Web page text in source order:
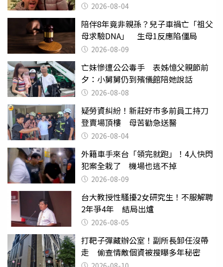
2026-08-04
陪伴8年竟非親孫？兒子車禍亡「祖父
母求驗DNA」 生母1反應陷僵局
2026-08-09
亡妹慘遭公公毒手 表姊憶父親節前
夕：小舅舅仍到殯儀館陪她說話
2026-08-08
疑勞資糾紛！新莊好市多前員工持刀
登賣場頂樓 母苦勸急送醫
2026-08-04
外籍車手來台「領完就跑」！4人快閃
犯案全栽了 機場也逃不掉
2026-08-09
台大教授性騷擾2女研究生！不服解聘
2年爭4年 結局出爐
2026-08-05
打靶子彈藏辦公室！副所長卸任沒帶
走 偷查情敵個資被搜曝多年秘密